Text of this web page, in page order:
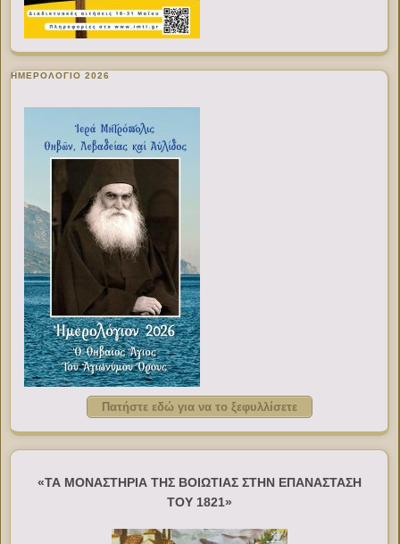
ΗΜΕΡΟΛΟΓΙΟ 2026
Πατήστε εδώ για να το ξεφυλλίσετε
«ΤΑ ΜΟΝΑΣΤΗΡΙΑ ΤΗΣ ΒΟΙΩΤΙΑΣ ΣΤΗΝ ΕΠΑΝΑΣΤΑΣΗ
ΤΟΥ 1821»